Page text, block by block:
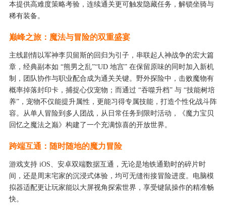
本提供高难度策略考验，连续通关更可触发隐藏任务，解锁坐骑与
稀有装备。
巅峰之旅：魔法与冒险的双重盛宴
主线剧情以军神李贝留斯的回归为引子，串联起人神战争的宏大篇
章，经典副本如 “熊男之乱”“UD 地宫” 在保留原味的同时加入新机
制，团队协作与职业配合成为通关关键。野外探险中，击败魔物有
概率掉落封印卡，捕捉心仪宠物；而通过 “吞噬升档” 与 “技能树培
养”，宠物不仅能提升属性，更能习得专属技能，打造个性化战斗阵
容。从单人冒险到多人团战，从日常任务到限时活动，《魔力宝贝
回忆之魔法之巅》构建了一个充满惊喜的开放世界。
跨端互通：随时随地的魔力冒险
游戏支持 iOS、安卓双端数据互通，无论是地铁通勤时的碎片时
间，还是周末宅家的沉浸式体验，均可无缝衔接冒险进度。电脑模
拟器适配更让玩家能以大屏视角探索世界，享受键鼠操作的精准畅
快。